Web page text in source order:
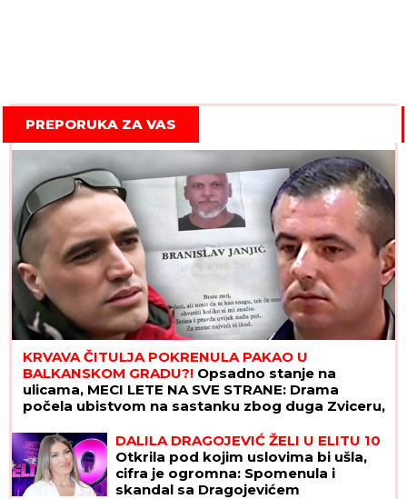
PREPORUKA ZA VAS
KRVAVA ČITULJA POKRENULA PAKAO U
BALKANSKOM GRADU?! Opsadno stanje na
ulicama, MECI LETE NA SVE STRANE: Drama
počela ubistvom na sastanku zbog duga Zviceru,
DALILA DRAGOJEVIĆ ŽELI U ELITU 10
Otkrila pod kojim uslovima bi ušla,
cifra je ogromna: Spomenula i
skandal sa Dragojevićem